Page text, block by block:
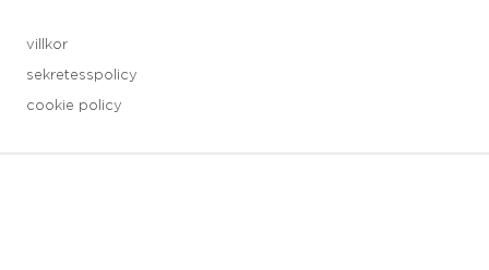
villkor
sekretesspolicy
cookie policy